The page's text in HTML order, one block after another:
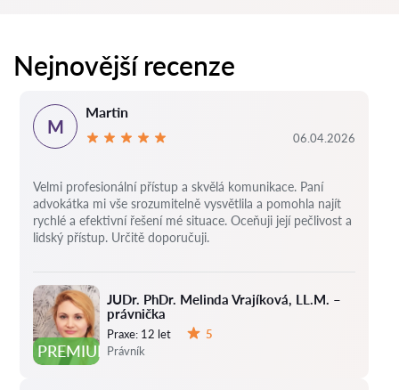
Nejnovější recenze
PREMIUM
JUDr. PhDr. Melinda Vrajíková, LL.M. –
právnička
Praxe: 12 let
5
Právník
M
Martin
06.04.2026
Velmi profesionální přístup a skvělá komunikace. Paní
advokátka mi vše srozumitelně vysvětlila a pomohla najít
rychlé a efektivní řešení mé situace. Oceňuji její pečlivost a
lidský přístup. Určitě doporučuji.